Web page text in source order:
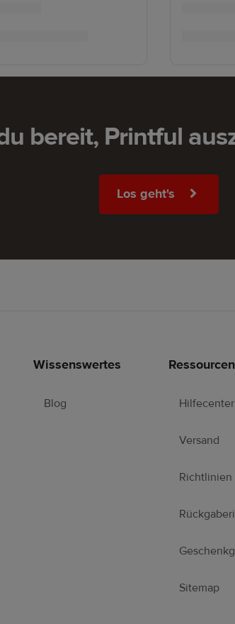
bereit, Printful
Los geht's
Wissenswertes
Blog
Ressourcen
Hilfecenter
Versand
Richtlinien
Sitemap